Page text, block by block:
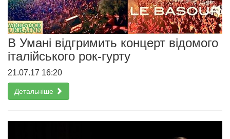
В Умані відгримить концерт відомого
італійського рок-гурту
21.07.17 16:20
Детальніше